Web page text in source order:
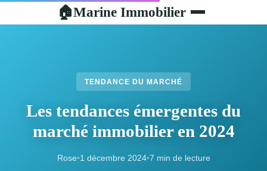
🏠Marine Immobilier
TENDANCE DU MARCHÉ
Les tendances émergentes du
marché immobilier en 2024
Rose•1 décembre 2024•7 min de lecture